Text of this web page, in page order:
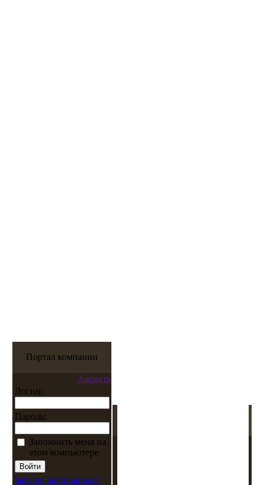
Портал компании
Закрыть
Логин:
Пароль:
Запомнить меня на
этом компьютере
Забыли свой пароль?